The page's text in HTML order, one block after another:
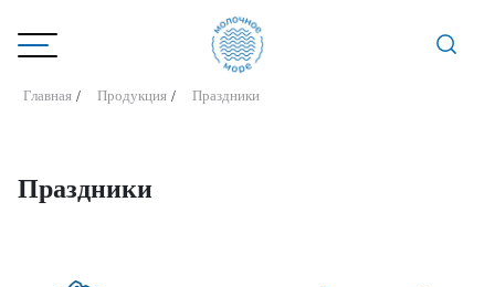
Главная Продукция Праздники
Праздники